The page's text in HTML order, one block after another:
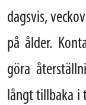
dagsvis,
på ålder.
göra
långt tillbaka i